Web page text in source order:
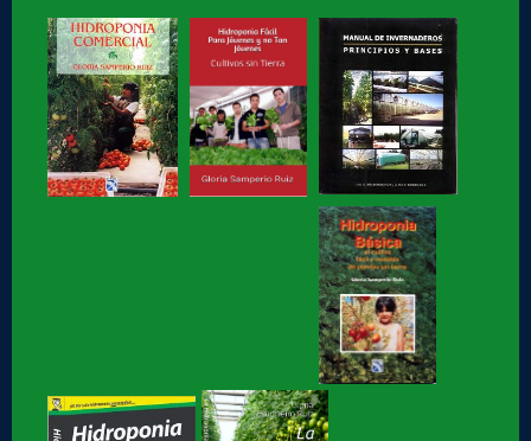
Te compartimos nuestros recuerdos: que motivó a Gloria
Samperio a...
Hidroponia, curso básico en linea
Hidroponia fácil, para jovenes y no tan jóvenes, libro de
Hidroponia, centro tecnologico en hidroponia, Hidroponia a
Hidroponia Comercial, libro de Gloria Samperio